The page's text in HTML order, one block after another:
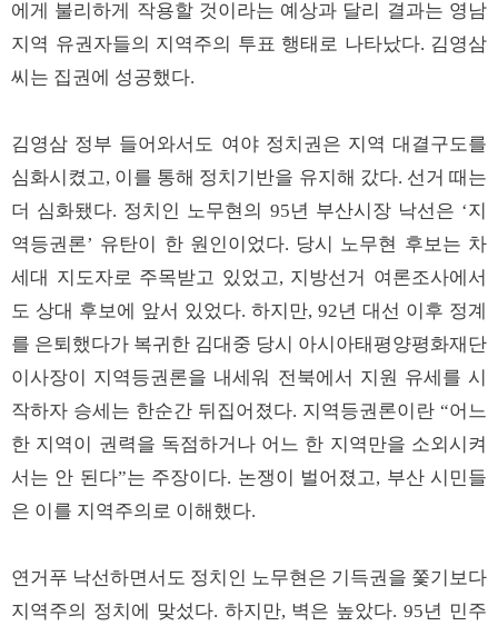
에게 불리하게 작용할 것이라는 예상과 달리 결과는 영남
지역 유권자들의 지역주의 투표 행태로 나타났다. 김영삼
씨는 집권에 성공했다.
김영삼 정부 들어와서도 여야 정치권은 지역 대결구도를
심화시켰고, 이를 통해 정치기반을 유지해 갔다. 선거 때는
더 심화됐다. 정치인 노무현의 95년 부산시장 낙선은 ‘지
역등권론’ 유탄이 한 원인이었다. 당시 노무현 후보는 차
세대 지도자로 주목받고 있었고, 지방선거 여론조사에서
도 상대 후보에 앞서 있었다. 하지만, 92년 대선 이후 정계
를 은퇴했다가 복귀한 김대중 당시 아시아태평양평화재단
이사장이 지역등권론을 내세워 전북에서 지원 유세를 시
작하자 승세는 한순간 뒤집어졌다. 지역등권론이란 “어느
한 지역이 권력을 독점하거나 어느 한 지역만을 소외시켜
서는 안 된다”는 주장이다. 논쟁이 벌어졌고, 부산 시민들
은 이를 지역주의로 이해했다.
연거푸 낙선하면서도 정치인 노무현은 기득권을 쫓기보다
지역주의 정치에 맞섰다. 하지만, 벽은 높았다. 95년 민주